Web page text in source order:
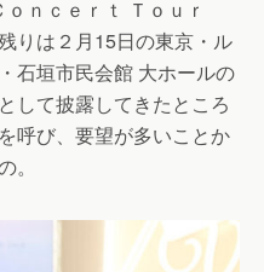
ｎｃｅｒｔ Ｔｏｕｒ
りは２月15日の東京・ル
石垣市民会館 大ホールの
して披露してきたところ
呼び、要望が多いことか